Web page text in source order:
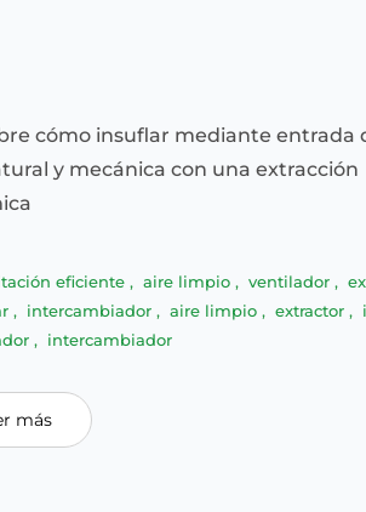
cómo insuflar mediante entrada
y mecánica con una extracción
eficiente , aire limpio , ventilador ,
, intercambiador , aire limpio , extractor ,
, intercambiador
más